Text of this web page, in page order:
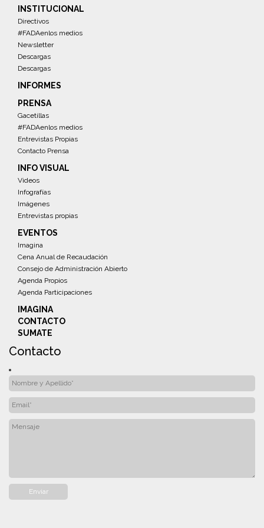
INSTITUCIONAL
Directivos
#FADAenlos medios
Newsletter
Descargas
Descargas
INFORMES
PRENSA
Gacetillas
#FADAenlos medios
Entrevistas Propias
Contacto Prensa
INFO VISUAL
Videos
Infografías
Imágenes
Entrevistas propias
EVENTOS
Imagina
Cena Anual de Recaudación
Consejo de Administración Abierto
Agenda Propios
Agenda Participaciones
IMAGINA
CONTACTO
SUMATE
Contacto